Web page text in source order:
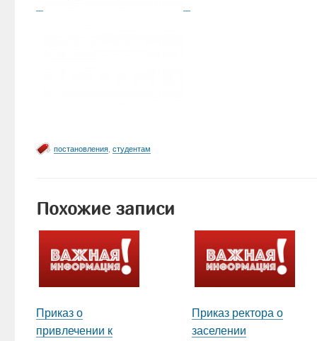
постановления, студентам
Похожие записи
Приказ о
привлечении к
Приказ ректора о
заселении